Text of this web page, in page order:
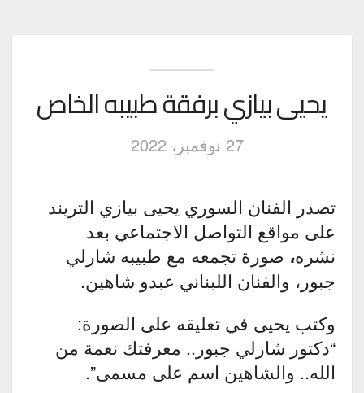
يحيى بيازي برفقة طبيبه الخاص
27 نوفمبر، 2022
تصدر الفنان السوري يحيى بيازي التريند
على مواقع التواصل الاجتماعي بعد
نشره، صورة تجمعه مع طبيبه شارلي
جبور، والفنان اللبناني عبدو شاهين.
وكتب يحيى في تعليقه على الصورة:
“دكتور شارلي جبور.. معرفتك نعمة من
الله.. والشاهين اسم على مسمى”.